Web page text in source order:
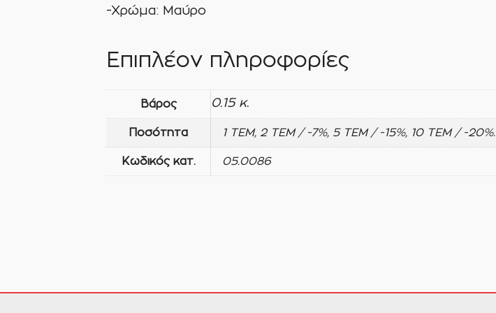
-Χρώμα: Μαύρο
Επιπλέον πληροφορίες
Βάρος 0.15 κ.
Ποσότητα 1 ΤΕΜ, 2 ΤΕΜ / -7%, 5 ΤΕΜ / -15%, 10 ΤΕΜ / -20%.
Κωδικός κατ. 05.0086